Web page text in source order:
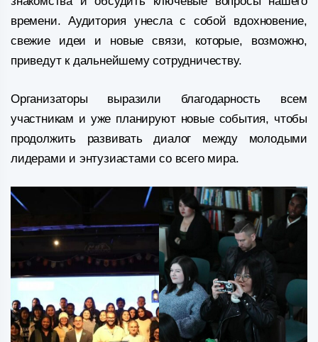
времени. Аудитория унесла с собой вдохновение,
свежие идеи и новые связи, которые, возможно,
приведут к дальнейшему сотрудничеству.
Организаторы выразили благодарность всем
участникам и уже планируют новые события, чтобы
продолжить развивать диалог между молодыми
лидерами и энтузиастами со всего мира.